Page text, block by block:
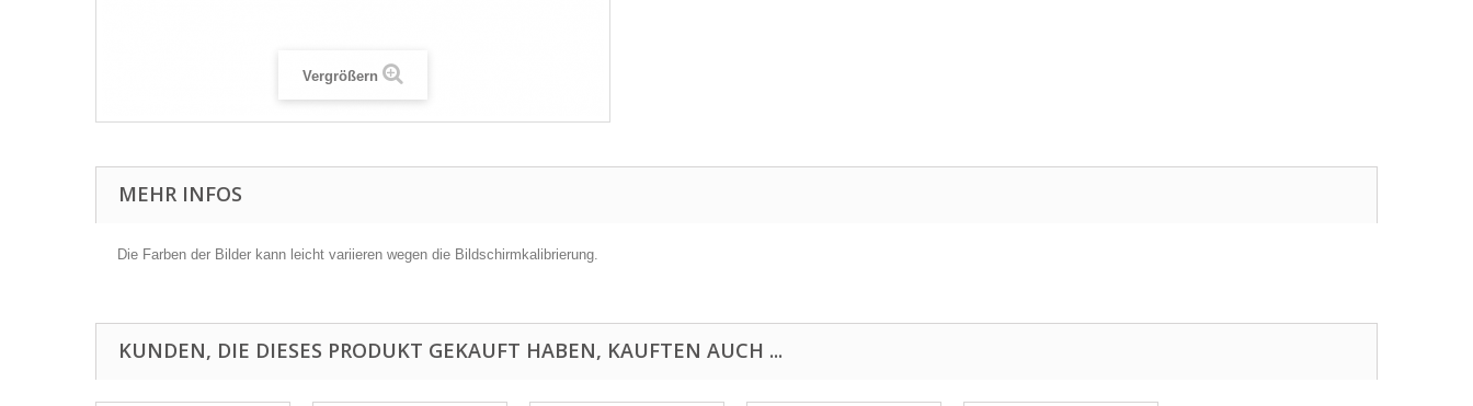
Vergrößern
MEHR INFOS
Die Farben der Bilder kann leicht variieren wegen die Bildschirmkalibrierung.
KUNDEN, DIE DIESES PRODUKT GEKAUFT HABEN, KAUFTEN AUCH ...